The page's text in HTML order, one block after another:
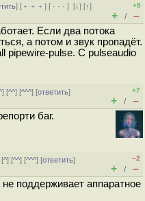
] [ ﹢﹢﹢] [ · · ·][↓] [↑]
+5
+ / –
Если два потока
а потом и звук пропадёт.
pipewire-pulse. С pulseaudio
] [^^] [^^^] [ответить]
+7
+ / –
баг.
[^] [^^] [^^^] [ответить]
–2
+ / –
поддерживает аппаратное